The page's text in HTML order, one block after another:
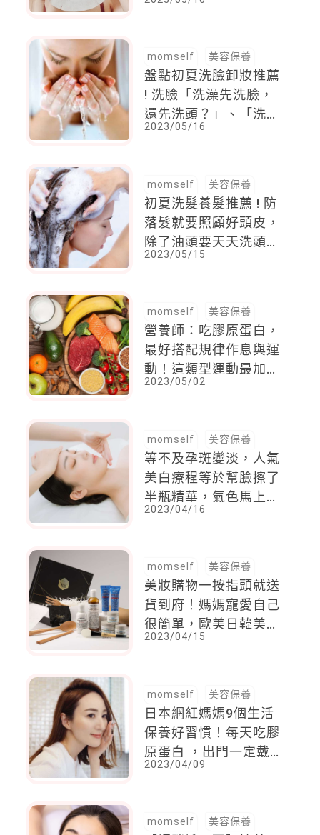
妝水每天濕敷一點也不
momself 美容保養
盤點初夏洗臉卸妝推薦
! 洗臉「洗澡先洗臉，
還先洗頭？」、「洗臉
卸妝二合一，洗得乾淨
2023/05/16
momself 美容保養
初夏洗髮養髮推薦 ! 防
落髮就要照顧好頭皮，
除了油頭要天天洗頭，
水溫不要超過這個溫度
2023/05/15
momself 美容保養
營養師：吃膠原蛋白，
最好搭配規律作息與運
動！這類型運動最加
分，讓氣色也變好
2023/05/02
momself 美容保養
等不及孕斑變淡，人氣
美白療程等於幫臉擦了
半瓶精華，氣色馬上白
一階
2023/04/16
momself 美容保養
美妝購物一按指頭就送
貨到府！媽媽寵愛自己
很簡單，歐美日韓美麗
好貨輕鬆擁有
2023/04/15
momself 美容保養
日本網紅媽媽9個生活
保養好習慣！每天吃膠
原蛋白 ，出門一定戴
帽子，看起來總是從容
2023/04/09
momself 美容保養